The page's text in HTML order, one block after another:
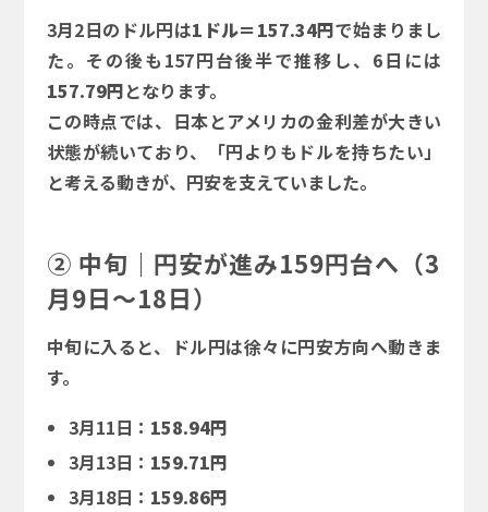
3月2日のドル円は1ドル＝157.34円で始まりまし
た。その後も157円台後半で推移し、6日には
157.79円となります。
この時点では、日本とアメリカの金利差が大きい
状態が続いており、「円よりもドルを持ちたい」
と考える動きが、円安を支えていました。
② 中旬｜円安が進み159円台へ（3
月9日～18日）
中旬に入ると、ドル円は徐々に円安方向へ動きま
す。
3月11日： 158.94円
3月13日： 159.71円
3月18日： 159.86円